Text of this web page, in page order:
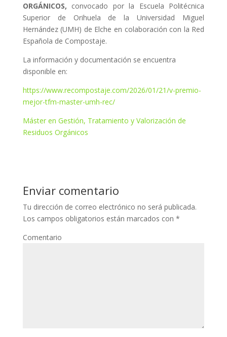
ORGÁNICOS, convocado por la Escuela Politécnica
Superior de Orihuela de la Universidad Miguel
Hernández (UMH) de Elche en colaboración con la Red
Española de Compostaje.
La información y documentación se encuentra
disponible en:
https://www.recompostaje.com/2026/01/21/v-premio-
mejor-tfm-master-umh-rec/
Máster en Gestión, Tratamiento y Valorización de
Residuos Orgánicos
Enviar comentario
Tu dirección de correo electrónico no será publicada.
Los campos obligatorios están marcados con *
Comentario